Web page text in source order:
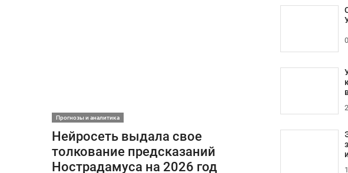
Прогнозы и аналитика
Нейросеть выдала свое
толкование предсказаний
Нострадамуса на 2026 год